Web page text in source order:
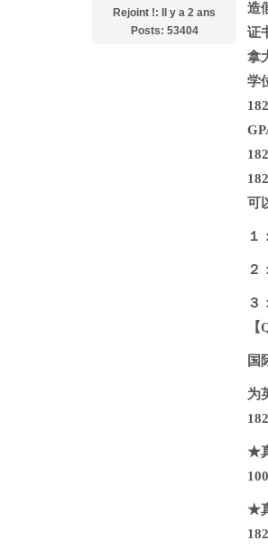
Rejoint !: Il y a 2 ans
Posts: 53404
造
证
拿
学
可
１
２
３
国
为
★
★